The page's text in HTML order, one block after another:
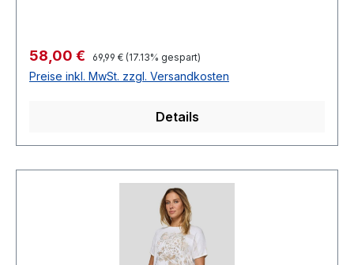
Verkaufspreis:
58,00 € Regulärer Preis:
69,99 € (17.13% gespart)
Preise inkl. MwSt. zzgl. Versandkosten
Details